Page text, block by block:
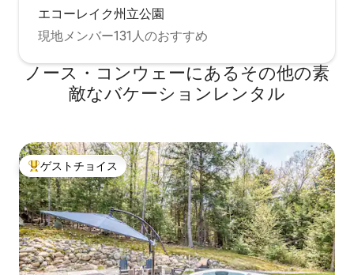
エコーレイク州立公園
現地メンバー131人のおすすめ
ノース・コンウェーにあるその他の素
敵なバケーションレンタル
大好評のゲストチョイスです。
ゲストチョイス